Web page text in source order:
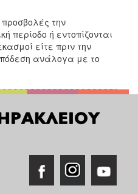
την
περίοδο ή εντοπίζονται
είτε πριν την
ανάλογα με το